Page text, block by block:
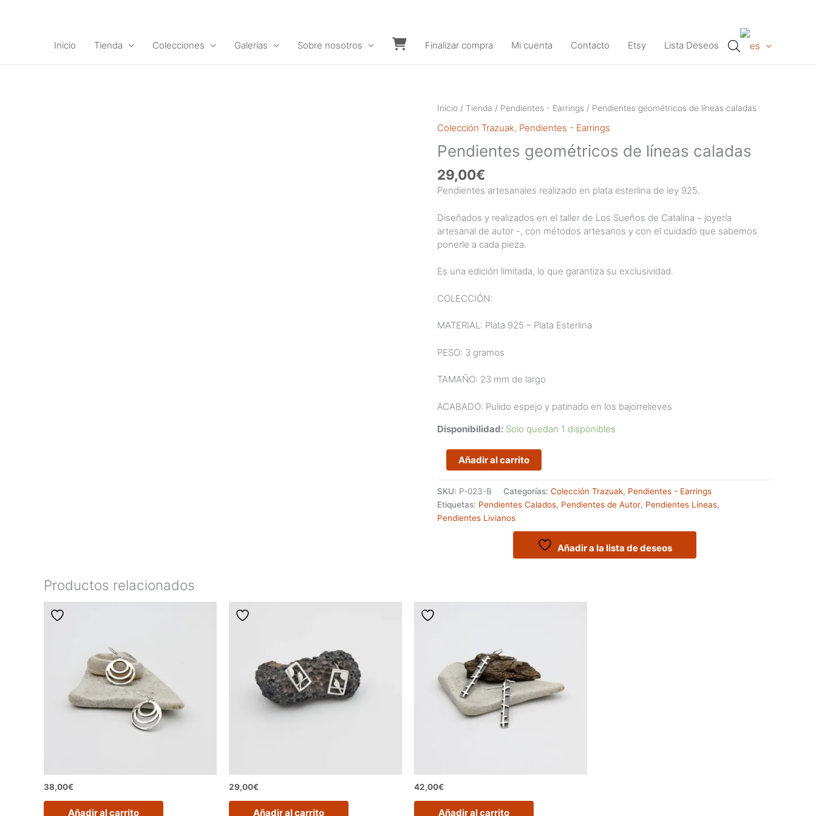
Inicio
Tienda Colecciones Galerías
Sobre nosotros
Carrito
Finalizar compra Mi cuenta Contacto Etsy Lista Deseos
Inicio / Tienda / Pendientes - Earrings / Pendientes geométricos de líneas caladas
Colección Trazuak, Pendientes - Earrings
Pendientes geométricos de líneas caladas
29,00€
Pendientes artesanales realizado en plata esterlina de ley 925.
Diseñados y realizados en el taller de Los Sueños de Catalina – joyería
artesanal de autor -, con métodos artesanos y con el cuidado que sabemos
ponerle a cada pieza.
Es una edición limitada, lo que garantiza su exclusividad.
COLECCIÓN:
MATERIAL: Plata 925 – Plata Esterlina
PESO: 3 gramos
TAMAÑO: 23 mm de largo
ACABADO: Pulido espejo y patinado en los bajorrelieves
Disponibilidad: Solo quedan 1 disponibles
Pendientes
geométricos
de
líneas
caladas
cantidad
Añadir al carrito
SKU: P-023-B Categorías: Colección Trazuak, Pendientes - Earrings
Etiquetas: Pendientes Calados, Pendientes de Autor, Pendientes Líneas,
Pendientes Livianos
Añadir a la lista de deseos
Productos relacionados
38,00€
Añadir al carrito
29,00€
Añadir al carrito
42,00€
Añadir al carrito